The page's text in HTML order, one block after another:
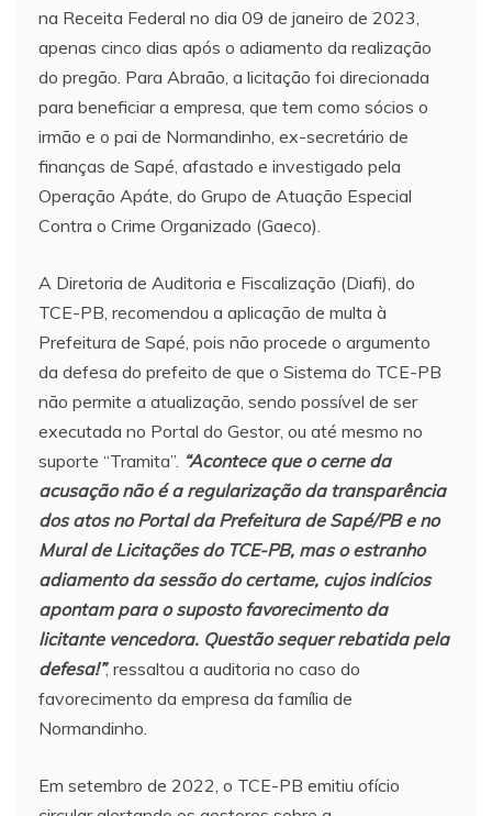
na Receita Federal no dia 09 de janeiro de 2023,
apenas cinco dias após o adiamento da realização
do pregão. Para Abraão, a licitação foi direcionada
para beneficiar a empresa, que tem como sócios o
irmão e o pai de Normandinho, ex-secretário de
finanças de Sapé, afastado e investigado pela
Operação Apáte, do Grupo de Atuação Especial
Contra o Crime Organizado (Gaeco).
A Diretoria de Auditoria e Fiscalização (Diafi), do
TCE-PB, recomendou a aplicação de multa à
Prefeitura de Sapé, pois não procede o argumento
da defesa do prefeito de que o Sistema do TCE-PB
não permite a atualização, sendo possível de ser
executada no Portal do Gestor, ou até mesmo no
suporte “Tramita”. “Acontece que o cerne da
acusação não é a regularização da transparência
dos atos no Portal da Prefeitura de Sapé/PB e no
Mural de Licitações do TCE-PB, mas o estranho
adiamento da sessão do certame, cujos indícios
apontam para o suposto favorecimento da
licitante vencedora. Questão sequer rebatida pela
defesa!”, ressaltou a auditoria no caso do
favorecimento da empresa da família de
Normandinho.
Em setembro de 2022, o TCE-PB emitiu ofício